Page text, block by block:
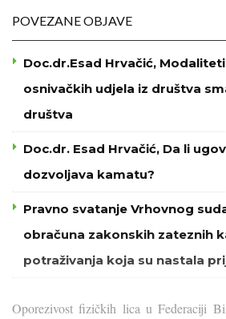
POVEZANE OBJAVE
Doc.dr.Esad Hrvačić,
osnivačkih udjela iz društva
društva
Doc.dr. Esad Hrvačić, Da li
dozvoljava kamatu?
Pravno svatanje Vrhovnog
obračuna zakonskih zateznih
potraživanja koja su nastala
Oporezivost fizičkih lica u Federaciji